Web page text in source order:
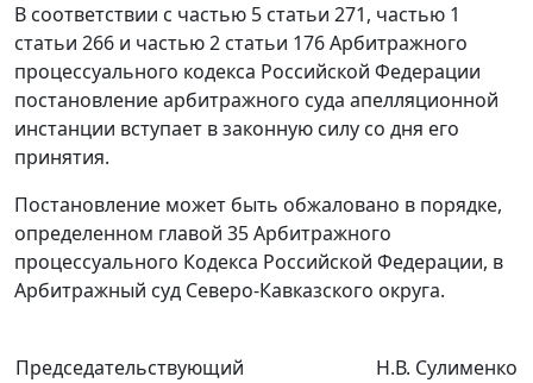
В соответствии с частью 5 статьи 271, частью 1
статьи 266 и частью 2 статьи 176Арбитражного
процессуального кодекса Российской Федерации
постановление арбитражного суда апелляционной
инстанции вступает в законную силу со дня его
принятия.
Постановление может быть обжаловано в порядке,
определенном главой 35Арбитражного
процессуального Кодекса Российской Федерации, в
Арбитражный суд Северо-Кавказского округа.
Председательствующий Н.В. Сулименко